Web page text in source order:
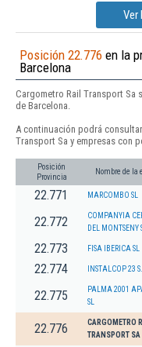
Ver
Posición 22.776 en la
Barcelona
Cargometro Rail Transport Sa
de Barcelona.
A continuación podrá
Transport Sa y empresas con
Posición
Provincia
Nombre de la
22.771 MARCOMBO SL
22.772
COMPANYIA
DEL MONTSENY
22.773 FISA IBERICA SL
22.774 INSTALCOP 23
22.775
PALMA 2001
SL
22.776
CARGOMETRO
TRANSPORT SA